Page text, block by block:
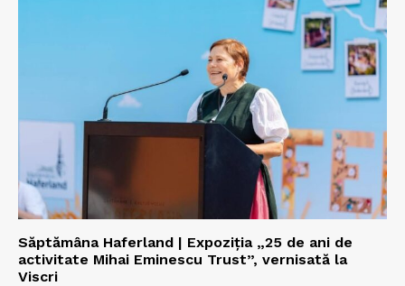
Săptămâna Haferland | Expoziţia „25 de ani de
activitate Mihai Eminescu Trust”, vernisată la
Viscri